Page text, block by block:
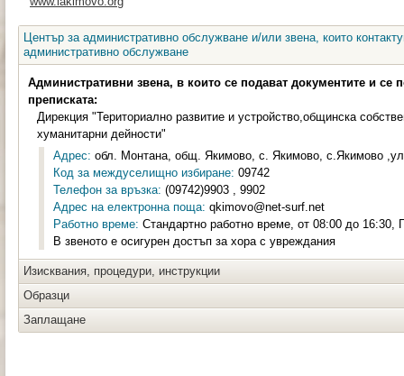
Център за административно обслужване и/или звена, които
административно обслужване
Административни звена, в които се подават документите и се
преписката:
Дирекция "Териториално развитие и устройство,общинска
хуманитарни дейности"
Адрес: обл. Монтана, общ. Якимово, с. Якимово, с.Якимово
Код за междуселищно избиране: 09742
Телефон за връзка: (09742)9903 , 9902
Адрес на електронна поща: qkimovo@net-surf.net
Работно време: Стандартно работно време, от 08:00 до 16:30,
В звеното е осигурен достъп за хора с увреждания
Изисквания, процедури, инструкции
Образци
Заплащане